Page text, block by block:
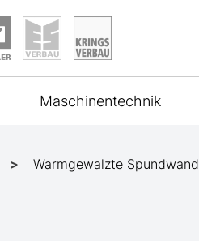
Maschinentechnik
Warmgewalzte Spundwand